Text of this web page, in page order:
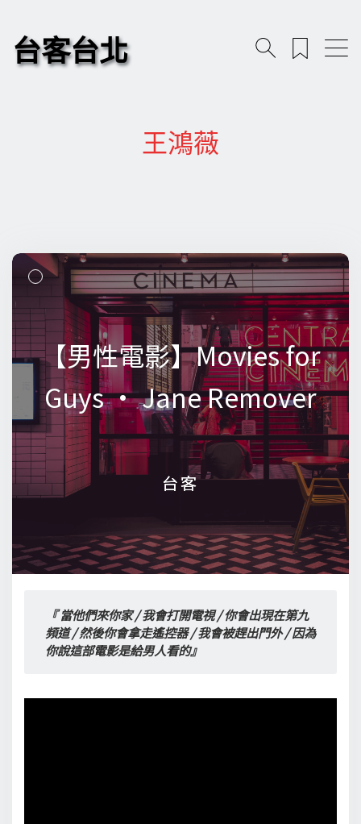
台客台北
王鴻薇
【男性電影】Movies for
Guys • Jane Remover
台客
【男性電影】Movies for
Guys • Jane Remover
台客
『 當他們來你家 / 我會打開電視 / 你會出現在第九
頻道 / 然後你會拿走遙控器 / 我會被趕出門外 / 因為
你說這部電影是給男人看的』